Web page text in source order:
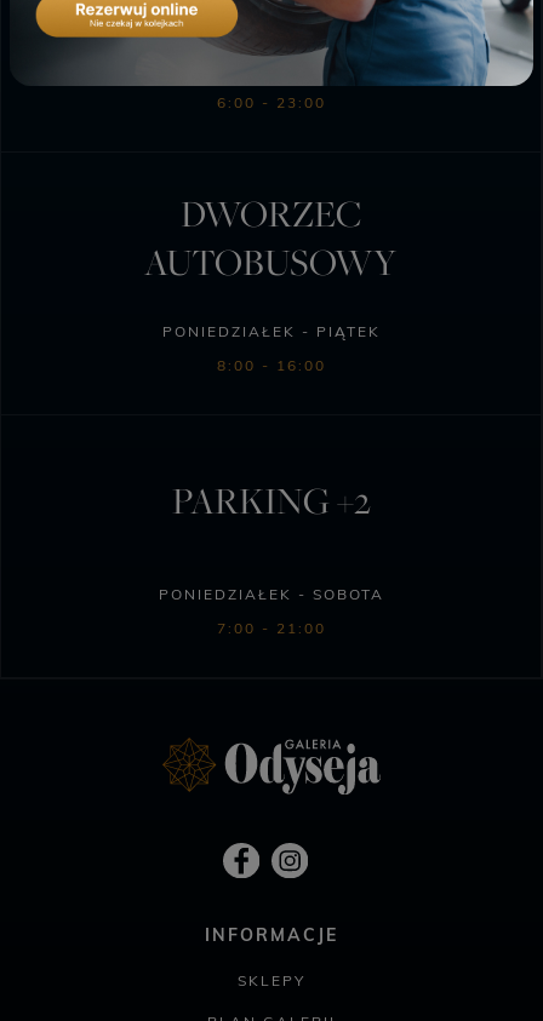
PONIEDZIAŁEK - SOBOTA
6:00 - 23:00
DWORZEC
AUTOBUSOWY
PONIEDZIAŁEK - PIĄTEK
8:00 - 16:00
PARKING +2
PONIEDZIAŁEK - SOBOTA
7:00 - 21:00
INFORMACJE
SKLEPY